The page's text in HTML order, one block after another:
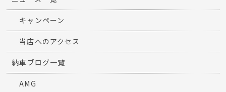
カテゴリー
スタッフブログ一覧